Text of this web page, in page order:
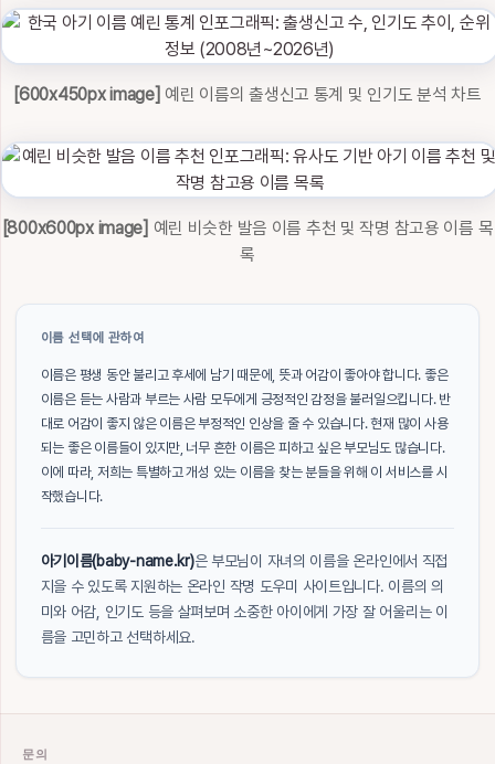
[600x450px image] 예린 이름의 출생신고 통계 및 인기도 분석 차트
[800x600px image] 예린 비슷한 발음 이름 추천 및 작명 참고용 이름 목
록
이름 선택에 관하여
이름은 평생 동안 불리고 후세에 남기 때문에, 뜻과 어감이 좋아야 합니다. 좋은
이름은 듣는 사람과 부르는 사람 모두에게 긍정적인 감정을 불러일으킵니다. 반
대로 어감이 좋지 않은 이름은 부정적인 인상을 줄 수 있습니다. 현재 많이 사용
되는 좋은 이름들이 있지만, 너무 흔한 이름은 피하고 싶은 부모님도 많습니다.
이에 따라, 저희는 특별하고 개성 있는 이름을 찾는 분들을 위해 이 서비스를 시
작했습니다.
아기이름(baby-name.kr)은 부모님이 자녀의 이름을 온라인에서 직접
지을 수 있도록 지원하는 온라인 작명 도우미 사이트입니다. 이름의 의
미와 어감, 인기도 등을 살펴보며 소중한 아이에게 가장 잘 어울리는 이
름을 고민하고 선택하세요.
문의